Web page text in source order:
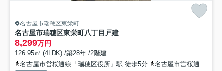
名古屋市瑞穂区東栄町
名古屋市瑞穂区東栄町八丁目戸建
8,299万円
126.95㎡ (4LDK) /築28年 /2階建
名古屋市営桜通線「瑞穂区役所」駅 徒歩5分
名古屋市営桜通線「桜山」駅 徒歩11分